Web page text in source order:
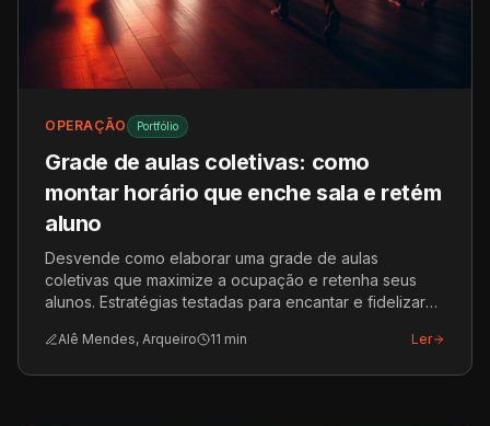
OPERAÇÃO Portfólio
Grade de aulas coletivas: como
montar horário que enche sala e retém
aluno
Desvende como elaborar uma grade de aulas
coletivas que maximize a ocupação e retenha seus
alunos. Estratégias testadas para encantar e fidelizar
Alê Mendes, Arqueiro 11 min Ler